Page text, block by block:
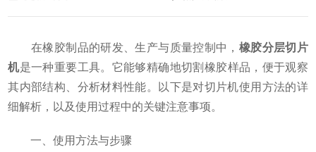
在橡胶制品的研发、生产与质量控制中， 橡胶分层切片
机是一种重要工具。它能够精确地切割橡胶样品，便于观察
其内部结构、分析材料性能。以下是对切片机使用方法的详
细解析，以及使用过程中的关键注意事项。
一、使用方法与步骤